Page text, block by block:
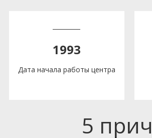
1993
Дата начала работы центра
5